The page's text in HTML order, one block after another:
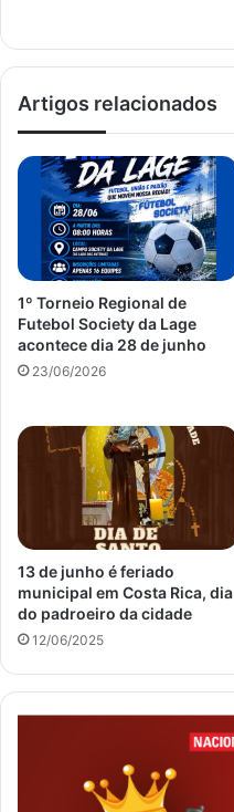
Artigos relacionados
1º Torneio Regional de
Futebol Society da Lage
acontece dia 28 de junho
23/06/2026
13 de junho é feriado
municipal em Costa Rica, dia
do padroeiro da cidade
12/06/2025